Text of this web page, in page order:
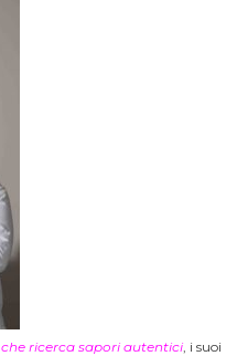
che ricerca sapori autentici, i suoi